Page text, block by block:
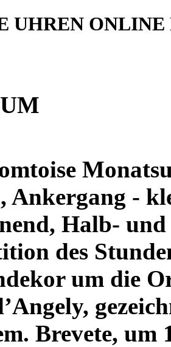
UHREN ONLINE
Ankergang -
Halb-
des
um die
Brevete, um